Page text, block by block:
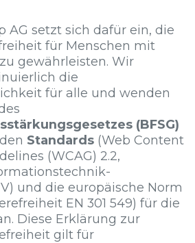
AG setzt sich dafür ein, die
für Menschen mit
gewährleisten. Wir
die
für alle und wenden
(BFSG)
Standards (Web Content
(WCAG) 2.2,
und die europäische Norm
EN 301 549) für die
Diese Erklärung zur
gilt für